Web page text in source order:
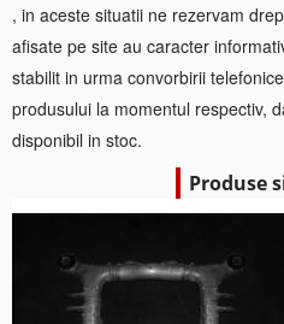
, in aceste situatii ne rezervam
afisate pe site au caracter
stabilit in urma convorbirii
produsului la momentul respectiv,
disponibil in stoc.
Produse